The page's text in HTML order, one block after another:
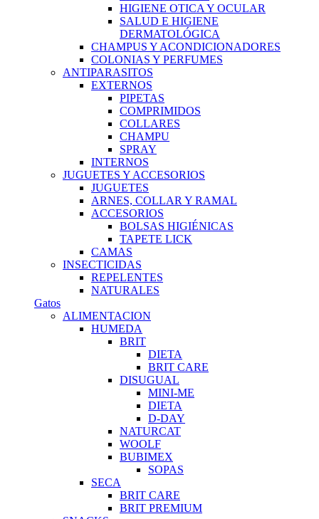
HIGIENE OTICA Y OCULAR
SALUD E HIGIENE
DERMATOLÓGICA
CHAMPUS Y ACONDICIONADORES
COLONIAS Y PERFUMES
ANTIPARASITOS
EXTERNOS
PIPETAS
COMPRIMIDOS
COLLARES
CHAMPU
SPRAY
INTERNOS
JUGUETES Y ACCESORIOS
JUGUETES
ARNES, COLLAR Y RAMAL
ACCESORIOS
BOLSAS HIGIÉNICAS
TAPETE LICK
CAMAS
INSECTICIDAS
REPELENTES
NATURALES
Gatos
ALIMENTACION
HUMEDA
BRIT
DIETA
BRIT CARE
DISUGUAL
MINI-ME
DIETA
D-DAY
NATURCAT
WOOLF
BUBIMEX
SOPAS
SECA
BRIT CARE
BRIT PREMIUM